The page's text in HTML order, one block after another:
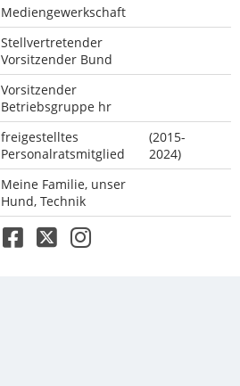
Mediengewerkschaft
Stellvertretender
Vorsitzender Bund
Vorsitzender
Betriebsgruppe hr
freigestelltes
Personalratsmitglied
(2015-
2024)
Meine Familie, unser
Hund, Technik